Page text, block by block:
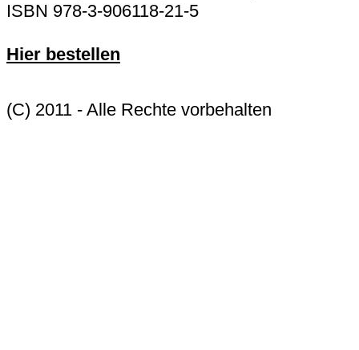
ISBN 978-3-906118-21-5
Hier bestellen
(C) 2011 - Alle Rechte vorbehalten